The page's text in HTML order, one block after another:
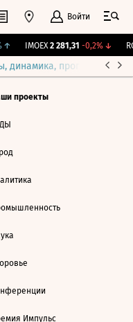
Войти
↑ IMOEX 2 281,31 -0,2%↓
динамика, прогнозы
проекты
Импульс